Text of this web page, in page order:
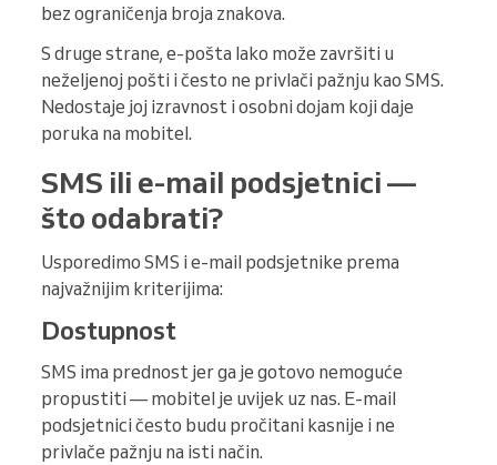
bez ograničenja broja znakova.
S druge strane, e-pošta lako može završiti u
neželjenoj pošti i često ne privlači pažnju kao SMS.
Nedostaje joj izravnost i osobni dojam koji daje
poruka na mobitel.
SMS ili e-mail podsjetnici —
što odabrati?
Usporedimo SMS i e-mail podsjetnike prema
najvažnijim kriterijima:
Dostupnost
SMS ima prednost jer ga je gotovo nemoguće
propustiti — mobitel je uvijek uz nas. E-mail
podsjetnici često budu pročitani kasnije i ne
privlače pažnju na isti način.